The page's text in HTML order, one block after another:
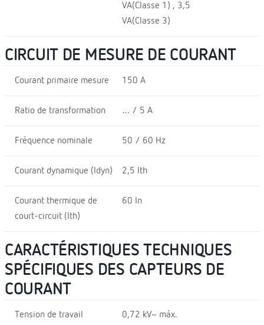
VA(Classe 1) , 3,5
VA(Classe 3)
CIRCUIT DE MESURE DE COURANT
Courant primaire mesure 150 A
Ratio de transformation … / 5 A
Fréquence nominale 50 / 60 Hz
Courant dynamique (Idyn) 2,5 Ith
Courant thermique de
court-circuit (Ith)
60 In
CARACTÉRISTIQUES TECHNIQUES
SPÉCIFIQUES DES CAPTEURS DE
COURANT
Tension de travail 0,72 kV~ máx.